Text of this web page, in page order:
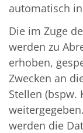
automa­tisch
Die im Zuge
werden zu
erhoben,
Zwecken an
Stel­len (bspw.
werden die